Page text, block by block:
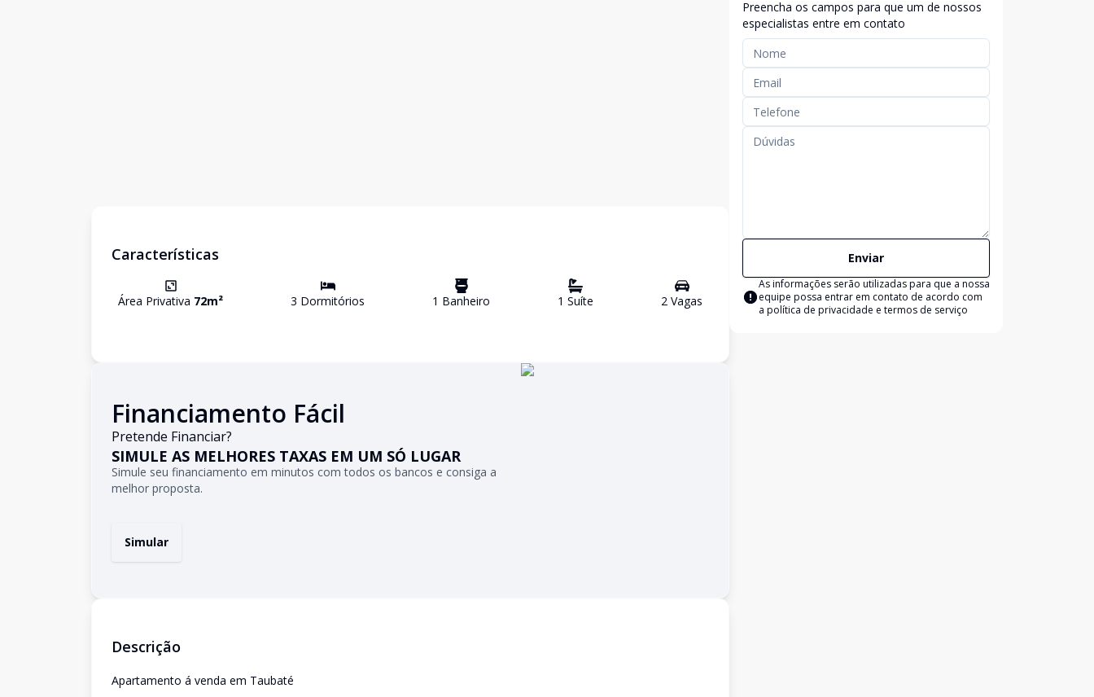
Características
Área Privativa 72m² 3 Dormitórios 1 Banheiro 1 Suíte 2 Vagas
Financiamento Fácil
Pretende Financiar?
SIMULE AS MELHORES TAXAS EM UM SÓ LUGAR
Simule seu financiamento em minutos com todos os bancos e consiga a
melhor proposta.
Simular
Descrição
Apartamento á venda em Taubaté
Preencha os campos para que um de nossos
especialistas entre em contato
Enviar
As informações serão utilizadas para que a nossa
equipe possa entrar em contato de acordo com
a política de privacidade e termos de serviço